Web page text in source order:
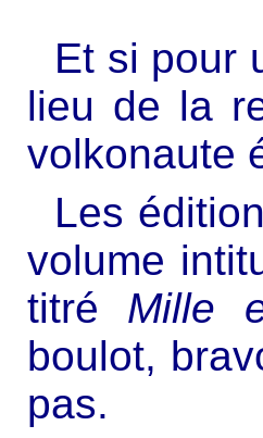
Et si pour
lieu de la
volkonaute
Les
volume
titré Mille
boulot,
pas.